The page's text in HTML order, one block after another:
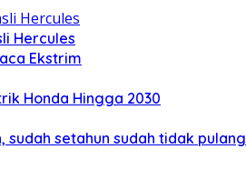
Hercules
Ekstrim
Honda Hingga 2030
sudah setahun sudah tidak pulang